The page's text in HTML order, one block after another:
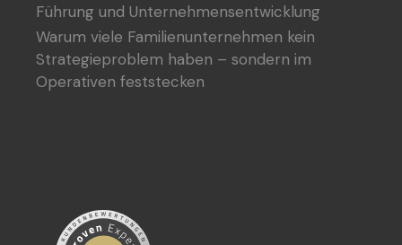
Führung und Unternehmensentwicklung
Warum viele Familienunternehmen kein
Strategieproblem haben – sondern im
Operativen feststecken